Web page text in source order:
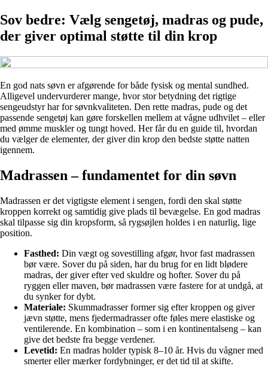
Sov bedre: Vælg sengetøj, madras og pude,
der giver optimal støtte til din krop
En god nats søvn er afgørende for både fysisk og mental sundhed.
Alligevel undervurderer mange, hvor stor betydning det rigtige
sengeudstyr har for søvnkvaliteten. Den rette madras, pude og det
passende sengetøj kan gøre forskellen mellem at vågne udhvilet – eller
med ømme muskler og tungt hoved. Her får du en guide til, hvordan
du vælger de elementer, der giver din krop den bedste støtte natten
igennem.
Madrassen – fundamentet for din søvn
Madrassen er det vigtigste element i sengen, fordi den skal støtte
kroppen korrekt og samtidig give plads til bevægelse. En god madras
skal tilpasse sig din kropsform, så rygsøjlen holdes i en naturlig, lige
position.
Fasthed: Din vægt og sovestilling afgør, hvor fast madrassen
bør være. Sover du på siden, har du brug for en lidt blødere
madras, der giver efter ved skuldre og hofter. Sover du på
ryggen eller maven, bør madrassen være fastere for at undgå, at
du synker for dybt.
Materiale: Skummadrasser former sig efter kroppen og giver
jævn støtte, mens fjedermadrasser ofte føles mere elastiske og
ventilerende. En kombination – som i en kontinentalseng – kan
give det bedste fra begge verdener.
Levetid: En madras holder typisk 8–10 år. Hvis du vågner med
smerter eller mærker fordybninger, er det tid til at skifte.